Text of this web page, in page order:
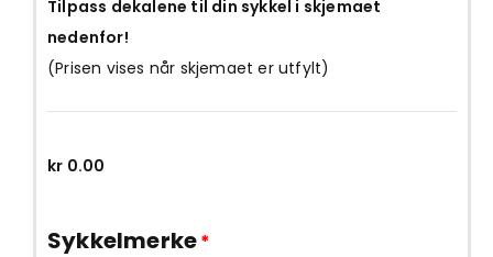
Tilpass dekalene til din sykkel i skjemaet
nedenfor!
(Prisen vises når skjemaet er utfylt)
kr 0.00
Sykkelmerke*